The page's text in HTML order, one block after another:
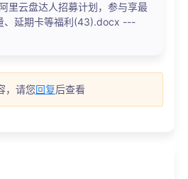
里云盘达人招募计划，参与享最
、延期卡等福利(43).docx ---
，请您回复后查看